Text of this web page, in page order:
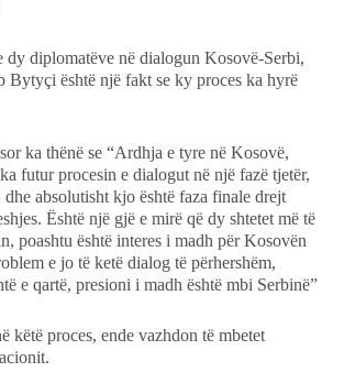
dy diplomatëve në dialogun Kosovë-Serbi,
Bytyçi është një fakt se ky proces ka hyrë
ka thënë se “Ardhja e tyre në Kosovë,
futur procesin e dialogut në një fazë tjetër,
absolutisht kjo është faza finale drejt
Është një gjë e mirë që dy shtetet më të
poashtu është interes i madh për Kosovën
e jo të ketë dialog të përhershëm,
e qartë, presioni i madh është mbi Serbinë”
këtë proces, ende vazhdon të mbetet